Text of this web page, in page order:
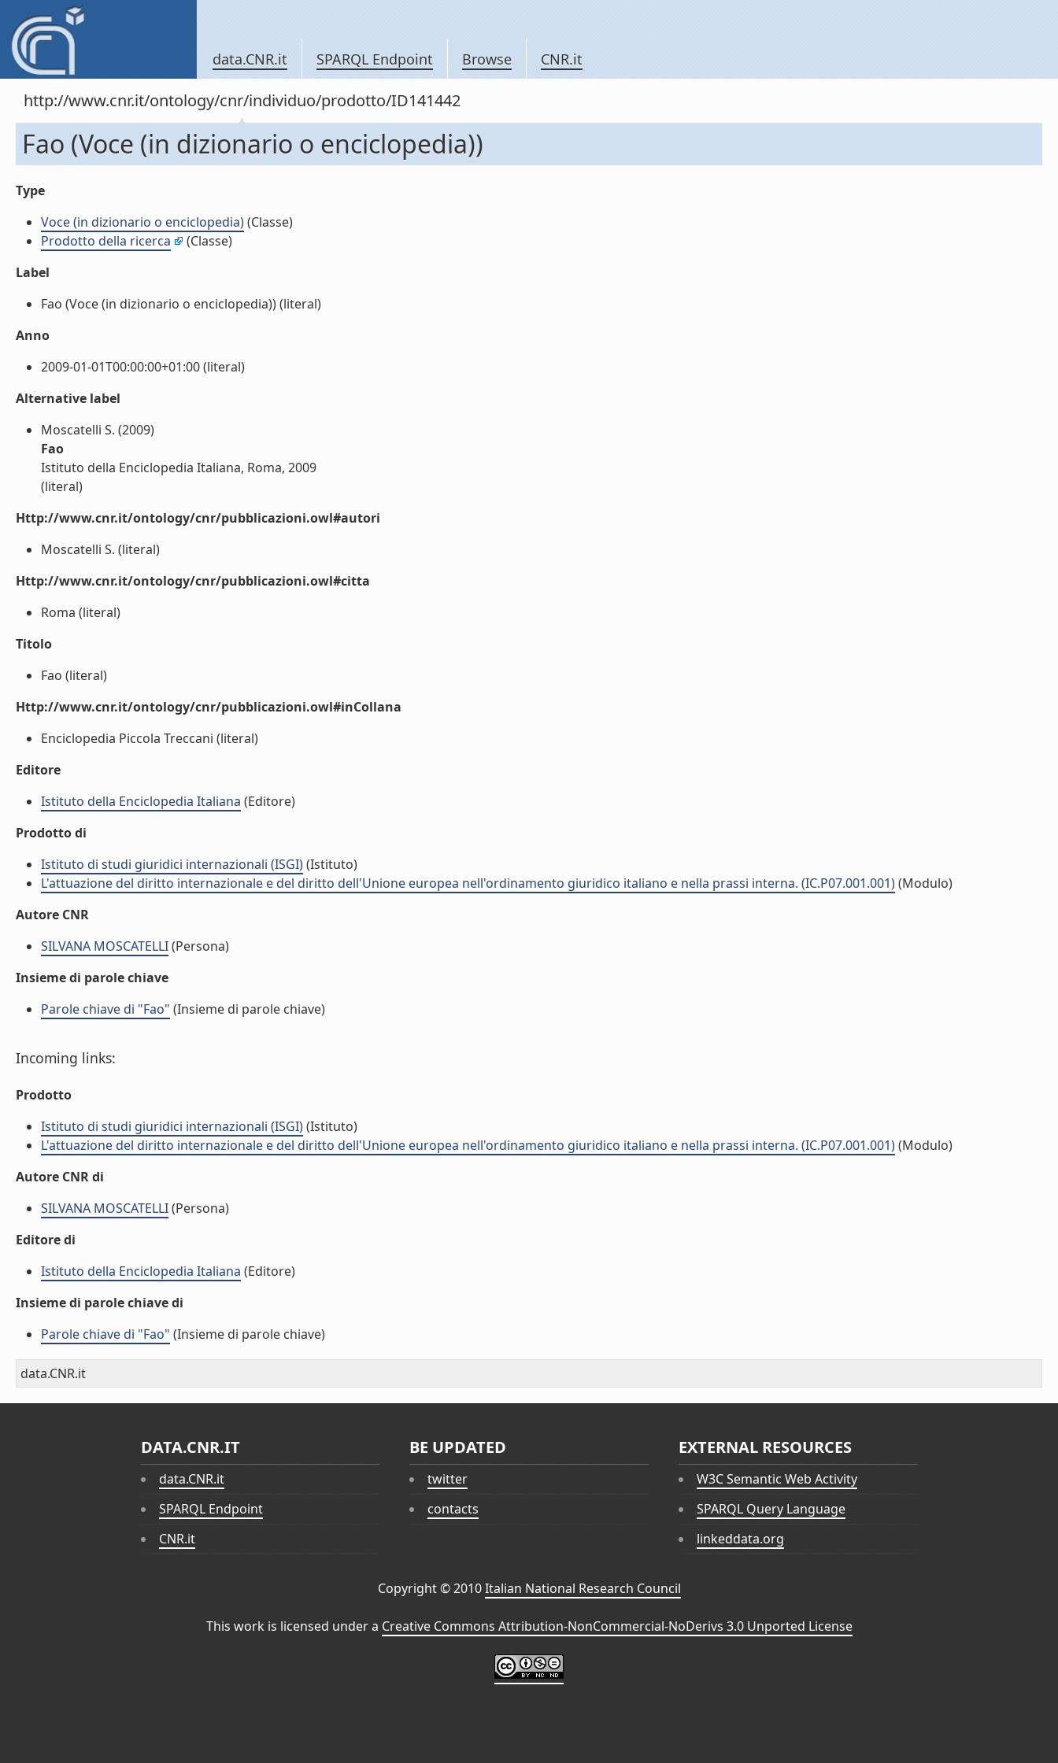
data.CNR.it SPARQL Endpoint Browse CNR.it
http://www.cnr.it/ontology/cnr/individuo/prodotto/ID141442
Fao (Voce (in dizionario o enciclopedia))
Type
Voce (in dizionario o enciclopedia)(Classe)
Prodotto della ricerca
(Classe)
Label
Fao (Voce (in dizionario o enciclopedia)) (literal)
Anno
2009-01-01T00:00:00+01:00 (literal)
Alternative label
Moscatelli S. (2009)
Fao
Istituto della Enciclopedia Italiana, Roma, 2009
(literal)
Http://www.cnr.it/ontology/cnr/pubblicazioni.owl#autori
Moscatelli S. (literal)
Http://www.cnr.it/ontology/cnr/pubblicazioni.owl#citta
Roma (literal)
Titolo
Fao (literal)
Http://www.cnr.it/ontology/cnr/pubblicazioni.owl#inCollana
Enciclopedia Piccola Treccani (literal)
Editore
Istituto della Enciclopedia Italiana (Editore)
Prodotto di
Istituto di studi giuridici internazionali (ISGI)(Istituto)
L'attuazione del diritto internazionale e del diritto dell'Unione europea nell'ordinamento giuridico italiano e nella prassi interna. (IC.P07.001.001)(Modulo)
Autore CNR
SILVANA MOSCATELLI(Persona)
Insieme di parole chiave
Parole chiave di "Fao" (Insieme di parole chiave)
Incoming links:
Prodotto
Istituto di studi giuridici internazionali (ISGI)(Istituto)
L'attuazione del diritto internazionale e del diritto dell'Unione europea nell'ordinamento giuridico italiano e nella prassi interna. (IC.P07.001.001)(Modulo)
Autore CNR di
SILVANA MOSCATELLI(Persona)
Editore di
Istituto della Enciclopedia Italiana (Editore)
Insieme di parole chiave di
Parole chiave di "Fao" (Insieme di parole chiave)
data.CNR.it
DATA.CNR.IT
data.CNR.it
SPARQL Endpoint
CNR.it
BE UPDATED
twitter
contacts
EXTERNAL RESOURCES
W3C Semantic Web Activity
SPARQL Query Language
linkeddata.org
Copyright © 2010Italian National Research Council
This work is licensed under a Creative Commons Attribution-NonCommercial-NoDerivs 3.0 Unported License